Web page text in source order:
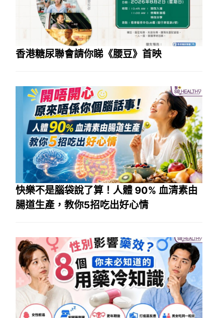
香港糖尿聯會請你睇《腰豆》首映
快樂不是腦袋說了算！人體 90% 血清素由
腸道生產，教你5招吃出好心情